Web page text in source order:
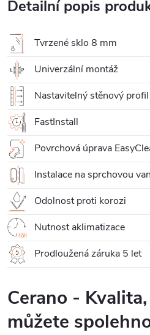
Detailní popis
Tvrzené sklo 8 mm
Univerzální montáž
Nastavitelný stěnový profil
FastInstall
Povrchová úprava
Instalace na sprchovou
Odolnost proti korozi
Nutnost aklimatizace
Prodloužená záruka 5 let
Cerano -
můžete